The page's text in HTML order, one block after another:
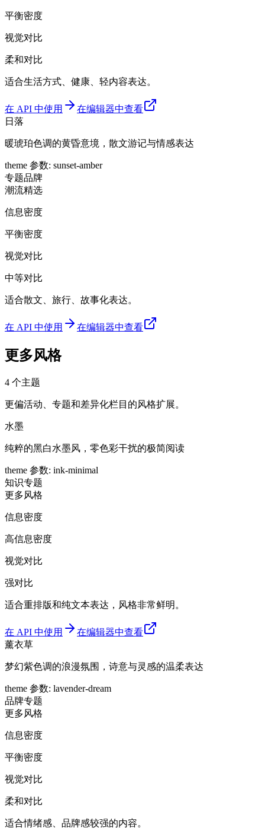
平衡密度
视觉对比
柔和对比
适合生活方式、健康、轻内容表达。
在 API 中使用
在编辑器中查看
日落
暖琥珀色调的黄昏意境，散文游记与情感表达
theme 参数: sunset-amber
专题品牌
潮流精选
信息密度
平衡密度
视觉对比
中等对比
适合散文、旅行、故事化表达。
在 API 中使用 在编辑器中查看
更多风格
4 个主题
更偏活动、专题和差异化栏目的风格扩展。
水墨
纯粹的黑白水墨风，零色彩干扰的极简阅读
theme 参数: ink-minimal
知识专题
更多风格
信息密度
高信息密度
视觉对比
强对比
适合重排版和纯文本表达，风格非常鲜明。
在 API 中使用
在编辑器中查看
薰衣草
梦幻紫色调的浪漫氛围，诗意与灵感的温柔表达
theme 参数: lavender-dream
品牌专题
更多风格
信息密度
平衡密度
视觉对比
柔和对比
适合情绪感、品牌感较强的内容。